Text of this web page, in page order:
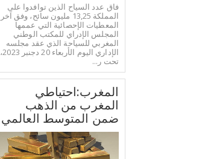
فاق عدد السياح الذين توافدوا على
المملكة 13,25 مليون سائح، وفق آخر
المعطيات الإحصائية التي عممها
المجلس الإدراي للمكتب الوطني
المغربي للسياحة الذي عقد مجلسه
الإداري اليوم الأربعاء 20 دجنبر 2023،
تحت ر...
المغرب:احتياطي
المغرب من الذهب
ضمن المتوسط العالمي